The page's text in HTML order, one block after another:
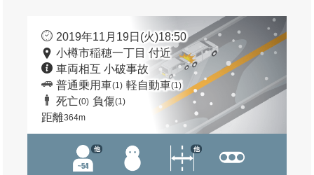
2019年11月19日(火)18:50
小樽市稲穂一丁目 付近
車両相互 小破事故
普通乗用車(1) 軽自動車(1)
死亡(0) 負傷(1)
距離364m
他 他